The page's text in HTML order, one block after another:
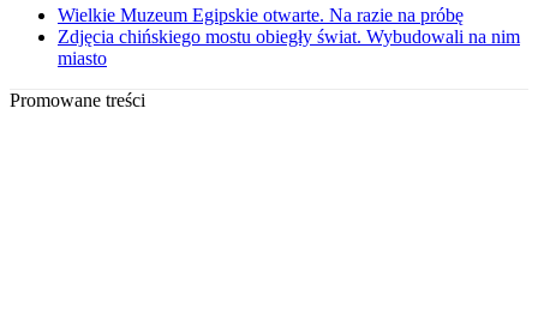
Wielkie Muzeum Egipskie otwarte. Na razie na próbę
Zdjęcia chińskiego mostu obiegły świat. Wybudowali na nim
miasto
Promowane treści